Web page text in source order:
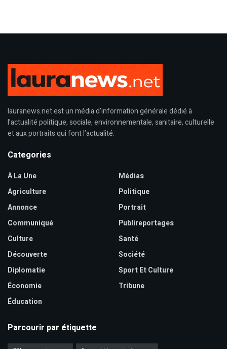
lauranews.net est un média d’information générale dédié à
l’actualité politique, sociale, environnementale, sanitaire, culturelle
et aux portraits qui font l’actualité.
Categories
À La Une
Agriculture
Annonce
Communiqué
Culture
Découverte
Diplomatie
Économie
Éducation
Médias
Politique
Portrait
Publireportages
Santé
Société
Sport Et Culture
Tribune
Parcourir par étiquette